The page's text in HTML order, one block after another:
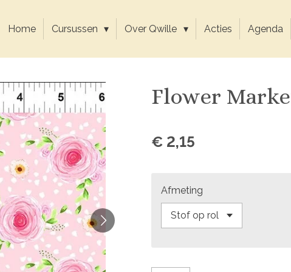
Home Cursussen Over Qwille Acties Agenda
Flower
€ 2,15
Afmeting